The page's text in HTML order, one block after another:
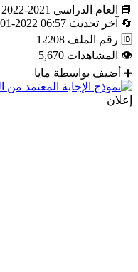
📘 العام الدراسي 2021-2022
🔄
آخر تحديث 06:57 2022-01-10
🆔 رقم الملف 12208
👁 المشاهدات 5,670
➕ أضيف بواسطة مايا
إعلان